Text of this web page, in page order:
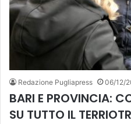
Redazione Pugliapress 06/12/
BARI E PROVINCIA:
SU TUTTO IL